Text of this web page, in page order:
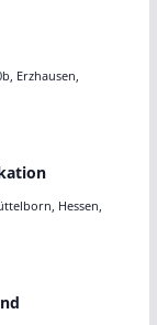
S
c
h
h
Erzhausen,
Hessen,